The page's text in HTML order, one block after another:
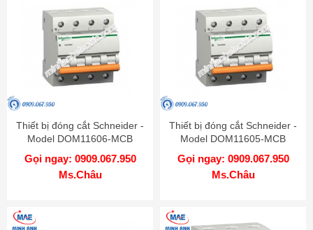
Thiết bị đóng cắt Schneider -
Model DOM11606-MCB
Gọi ngay: 0909.067.950
Ms.Châu
Thiết bị đóng cắt Schneider -
Model DOM11605-MCB
Gọi ngay: 0909.067.950
Ms.Châu